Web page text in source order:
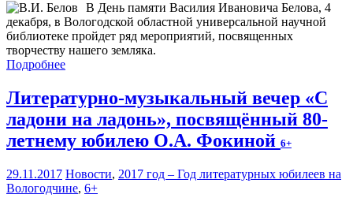
В День памяти Василия Ивановича Белова, 4
декабря, в Вологодской областной универсальной научной
библиотеке пройдет ряд мероприятий, посвященных
творчеству нашего земляка.
Подробнее
Литературно-музыкальный вечер «С
ладони на ладонь», посвящённый 80-
летнему юбилею О.А. Фокиной 6+
29.11.2017 Новости, 2017 год – Год литературных юбилеев на
Вологодчине, 6+